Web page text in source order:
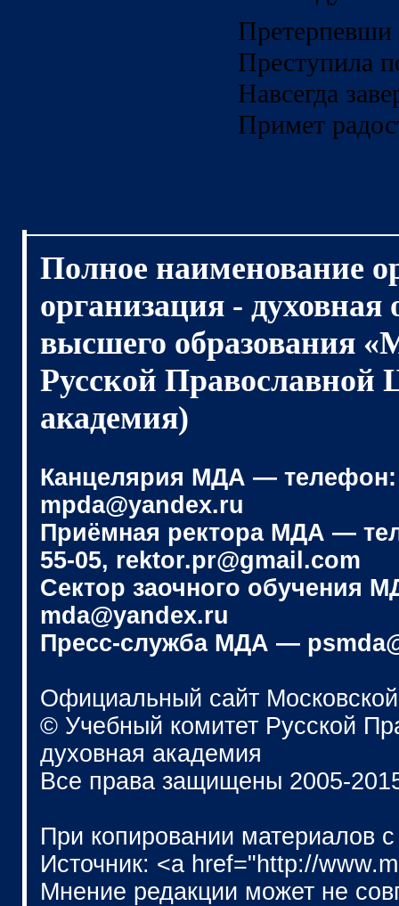
Претерпевши
Преступила
Навсегда
Примет
Полное наименование
организация - духовная
высшего образования
Русской Православной
академия)
Канцелярия МДА — телефон:
mpda@yandex.ru
Приёмная ректора МДА —
55-05, rektor.pr@gmail.com
Сектор заочного обучения
mda@yandex.ru
Пресс-служба МДА —
Официальный сайт
© Учебный комитет Русской
духовная академия
Все права защищены 2005-
При копировании материалов
Источник: <a href="http://
Мнение редакции может не